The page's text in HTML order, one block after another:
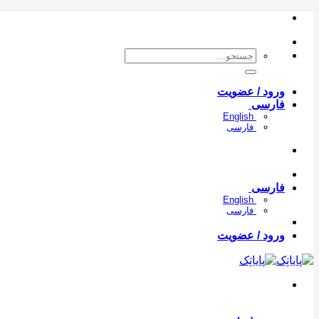
Skip
content
جستجو
برای:
ورود / عضویت
فارسی
فارسی
فارسی
فارسی
ورود / عضویت